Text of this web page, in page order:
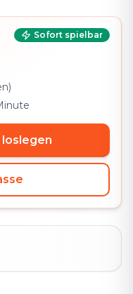
Sofort spielbar